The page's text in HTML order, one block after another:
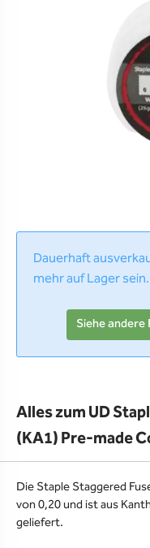
Dauerhaft
mehr auf Lager sein.
Siehe
Alles zum UD
(KA1) Pre-made
Die Staple Staggered
von 0,20 und ist aus
geliefert.